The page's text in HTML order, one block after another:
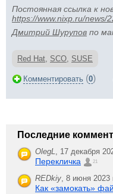
Постоянная ссылка к
https://www.nixp.ru/news/
Дмитрий Шурупов по
Red Hat, SCO, SUSE
Комментировать (0)
Последние
OlegL, 17 декабря
Перекличка 21
REDkiy, 8 июня 2023
Как «замокать»